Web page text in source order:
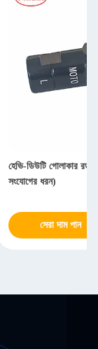
হেভি-ডিউটি ​​গোলাকার রড
সংযোগের ধরন)
সেরা দাম পান